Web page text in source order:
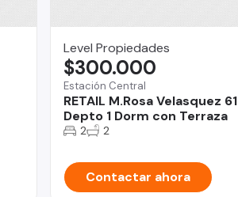
Level Propiedades
Estación Central
RETAIL M.Rosa Velasquez 61
Depto 1 Dorm con Terraza
$300.000
2 2
Contactar ahora